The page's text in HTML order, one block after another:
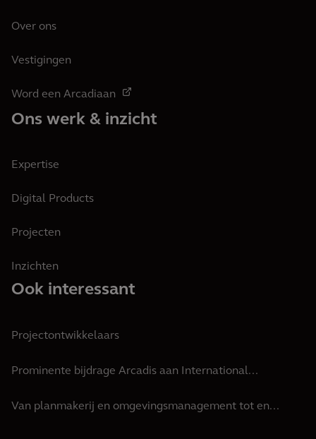
Over ons
Vestigingen
Word een Arcadiaan
Ons werk & inzicht
Expertise
Digital Products
Projecten
Inzichten
Ook interessant
Projectontwikkelaars
Prominente bijdrage Arcadis aan International...
Van planmakerij en omgevingsmanagement tot en...